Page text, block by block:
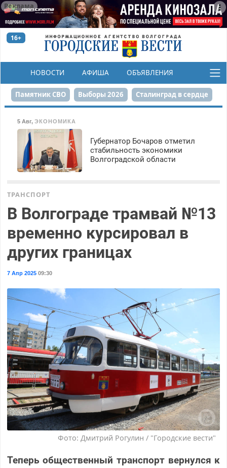
Реклама
16+
НОВОСТИ АФИША ОБЪЯВЛЕНИЯ
КОНКУРСЫ
Памятник СВО Выборы 2026 Сталинград в сердце
Реконструкция ЦПКиО На службе городу
80-летие Победы Парк Героев-летчиков
5 Авг, ЭКОНОМИКА
Губернатор Бочаров отметил
стабильность экономики
Волгоградской области
ТРАНСПОРТ
В Волгограде трамвай №13
временно курсировал в
других границах
7 Апр 202509:30
Фото: Дмитрий Рогулин / "Городские вести"
Теперь общественный транспорт вернулся к